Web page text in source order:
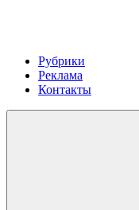
Рубрики
Реклама
Контакты